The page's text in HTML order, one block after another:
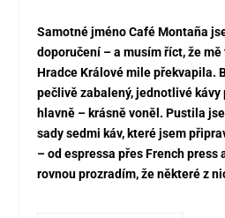
Samotné jméno Café Montaña
doporučení – a musím říct, že
Hradce Králové mile překvapila.
pečlivě zabalený, jednotlivé kávy
hlavně – krásně voněl. Pustila
sady sedmi káv, které jsem
– od espressa přes French press
rovnou prozradím, že některé z